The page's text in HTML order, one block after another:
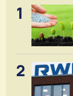
1
2